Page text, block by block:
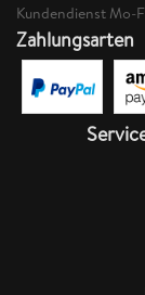
Kundendienst Mo-
Zahlungsarten